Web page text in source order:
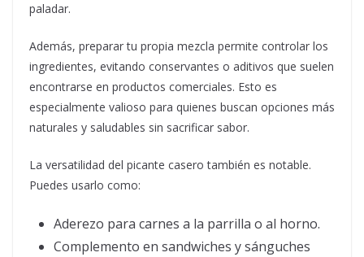
paladar.
Además, preparar tu propia mezcla permite controlar los
ingredientes, evitando conservantes o aditivos que suelen
encontrarse en productos comerciales. Esto es
especialmente valioso para quienes buscan opciones más
naturales y saludables sin sacrificar sabor.
La versatilidad del picante casero también es notable.
Puedes usarlo como:
Aderezo para carnes a la parrilla o al horno.
Complemento en sandwiches y sánguches